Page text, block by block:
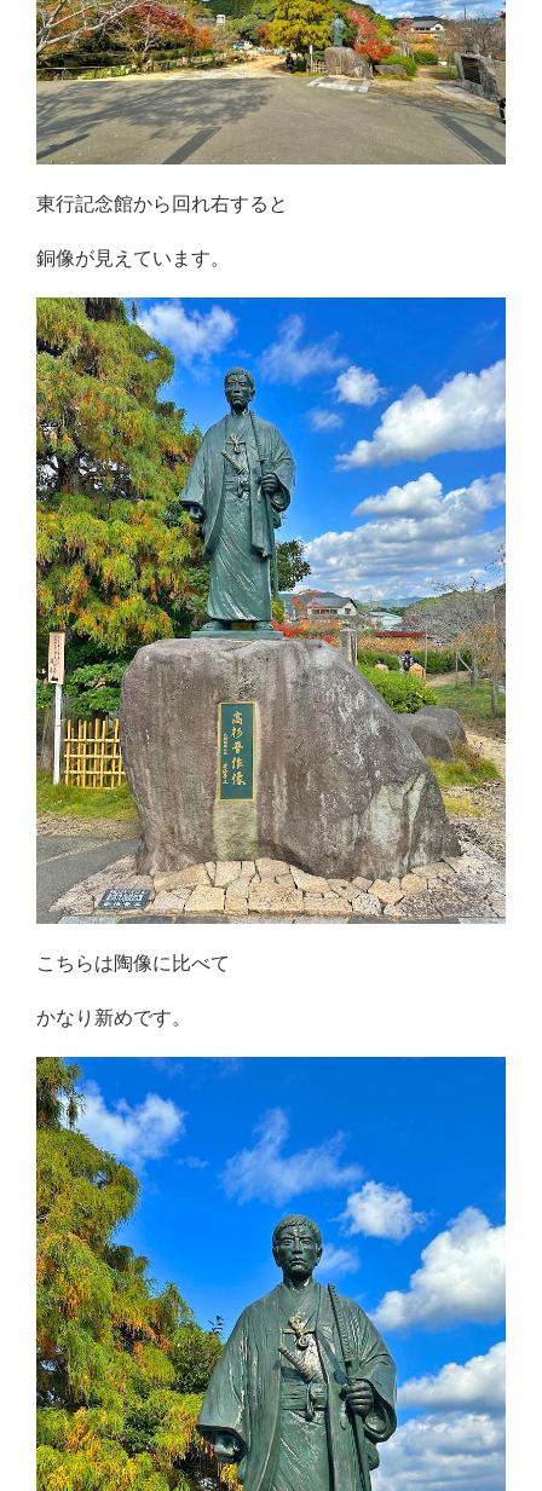
東行記念館から回れ右すると
銅像が見えています。
こちらは陶像に比べて
かなり新めです。